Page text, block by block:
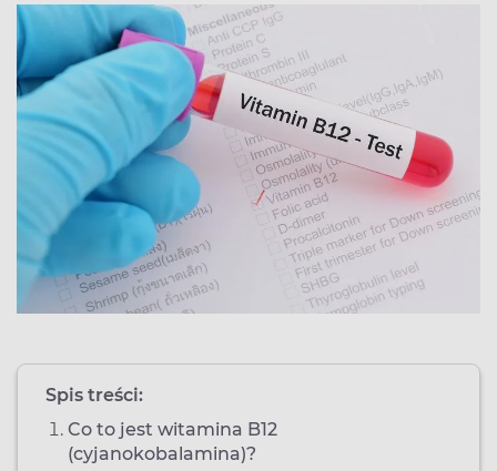
Spis treści:
Co to jest witamina B12
(cyjanokobalamina)?